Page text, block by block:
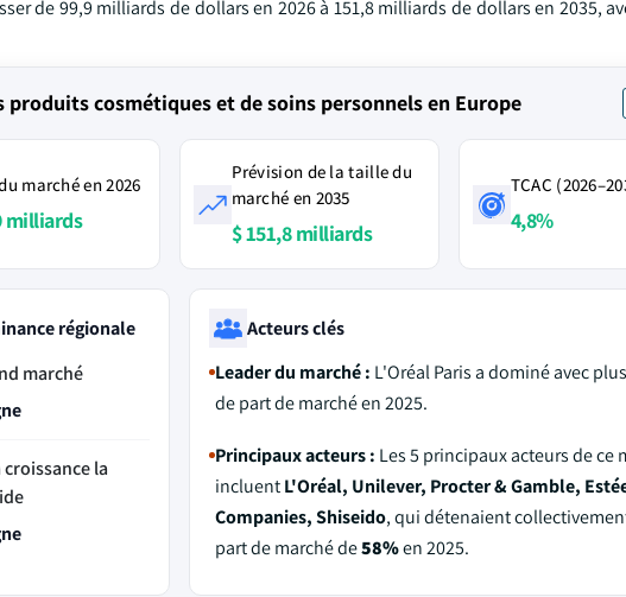
de 99,9 milliards de dollars en 2026 à 151,8 milliards de dollars en 2035,
cosmétiques et de soins personnels en Europe
marché en 2026
milliards
Prévision de la taille du
marché en 2035
$ 151,8 milliards
TCAC
4,8%
régionale
marché
croissance la
Acteurs clés
Leader du marché : L'Oréal Paris a dominé avec
de part de marché en 2025.
Principaux acteurs : Les 5 principaux acteurs de ce
incluentL'Oréal, Unilever, Procter & Gamble,
Companies, Shiseido, qui détenaient
part de marché de58%en 2025.